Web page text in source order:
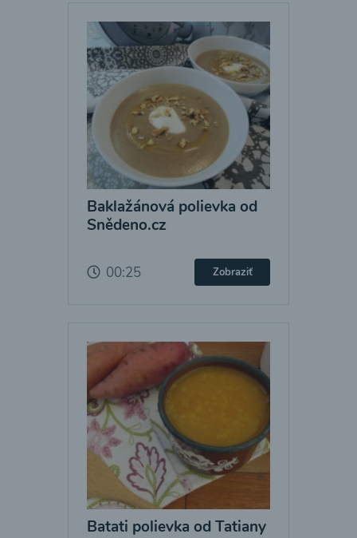
Baklažánová polievka od
Snědeno.cz
00:25 Zobraziť
Batati polievka od Tatiany